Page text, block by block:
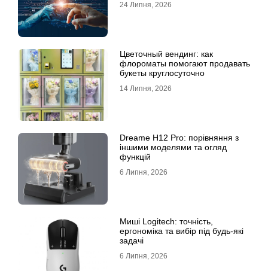
24 Липня, 2026
Цветочный вендинг: как
флороматы помогают продавать
букеты круглосуточно
14 Липня, 2026
Dreame H12 Pro: порівняння з
іншими моделями та огляд
функцій
6 Липня, 2026
Миші Logitech: точність,
ергономіка та вибір під будь-які
задачі
6 Липня, 2026